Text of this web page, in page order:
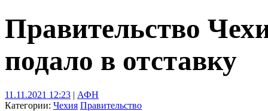
Правительство
подало в отставку
11.11.2021 12:23 | АФН
Категории: Чехия Правительство